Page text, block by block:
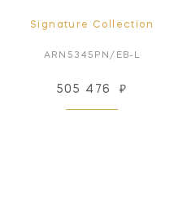
Signature Collection
ARN5345PN/EB-L
505 476 ₽